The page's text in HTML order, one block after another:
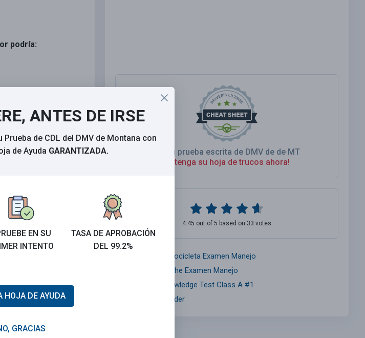
podría:
del conductor,
adelante.
a entrar.
As Su prueba escrita de DMV de de MT
Obtenga su hoja de trucos ahora!
4.45 out of 5 based on 33 votes
Montana Motocicleta Examen Manejo
Montana Coche Examen Manejo
Montana Knowledge Test Class A #1
Insurance Finder
ANTES DE IRSE
Prueba de CDL del DMV de Montana con
de Ayuda GARANTIZADA.
EN SU
INTENTO
TASA DE APROBACIÓN
DEL 99.2%
HOJA DE AYUDA
GRACIAS